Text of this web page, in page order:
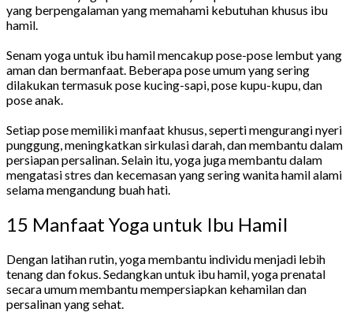
yang berpengalaman yang memahami kebutuhan khusus ibu
hamil.
Senam yoga untuk ibu hamil mencakup pose-pose lembut yang
aman dan bermanfaat. Beberapa pose umum yang sering
dilakukan termasuk pose kucing-sapi, pose kupu-kupu, dan
pose anak.
Setiap pose memiliki manfaat khusus, seperti mengurangi nyeri
punggung, meningkatkan sirkulasi darah, dan membantu dalam
persiapan persalinan. Selain itu, yoga juga membantu dalam
mengatasi stres dan kecemasan yang sering wanita hamil alami
selama mengandung buah hati.
15 Manfaat Yoga untuk Ibu Hamil
Dengan latihan rutin, yoga membantu individu menjadi lebih
tenang dan fokus. Sedangkan untuk ibu hamil, yoga prenatal
secara umum membantu mempersiapkan kehamilan dan
persalinan yang sehat.